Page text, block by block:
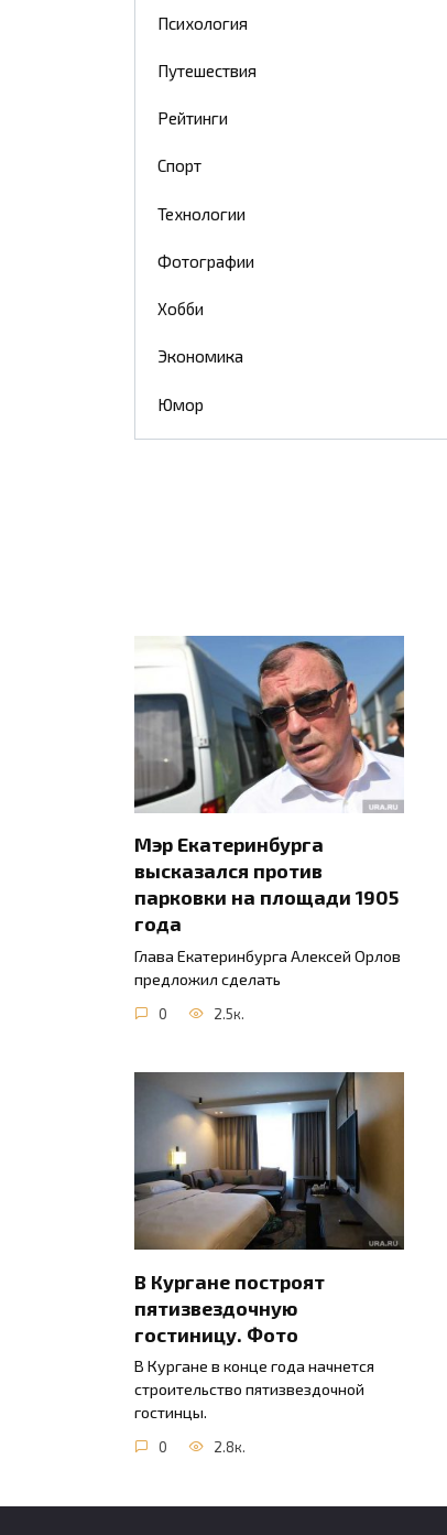
Психология
Путешествия
Рейтинги
Спорт
Технологии
Фотографии
Хобби
Экономика
Юмор
Мэр Екатеринбурга
высказался против
парковки на площади 1905
года
Глава Екатеринбурга Алексей Орлов
предложил сделать
0 2.5к.
В Кургане построят
пятизвездочную
гостиницу. Фото
В Кургане в конце года начнется
строительство пятизвездочной
гостинцы.
0 2.8к.